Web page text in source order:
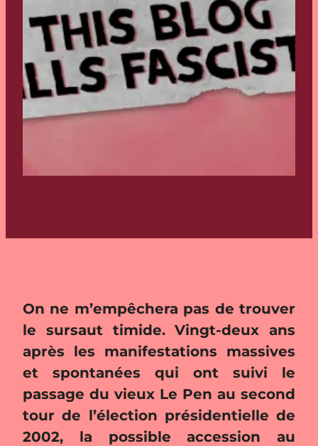
On ne m’empêchera pas de trouver
le sursaut timide. Vingt-deux ans
après les manifestations massives
et spontanées qui ont suivi le
passage du vieux Le Pen au second
tour de l’élection présidentielle de
2002, la possible accession au